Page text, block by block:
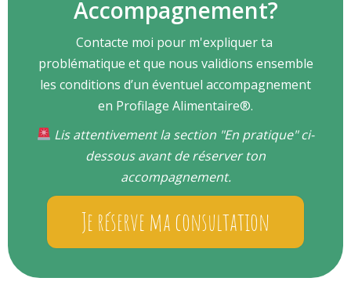
Accompagnement?
Contacte moi pour m'expliquer ta
problématique et que nous validions ensemble
les conditions d’un éventuel accompagnement
en Profilage Alimentaire®.
Lis attentivement la section "En pratique" ci-
dessous avant de réserver ton
accompagnement.
Je réserve ma consultation